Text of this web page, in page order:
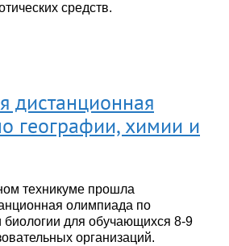
средств.
дистанционная
географии, химии и
техникуме прошла
олимпиада по
биологии для обучающихся 8-9
организаций.